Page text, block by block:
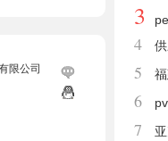
限公司
3
4
5
6
7